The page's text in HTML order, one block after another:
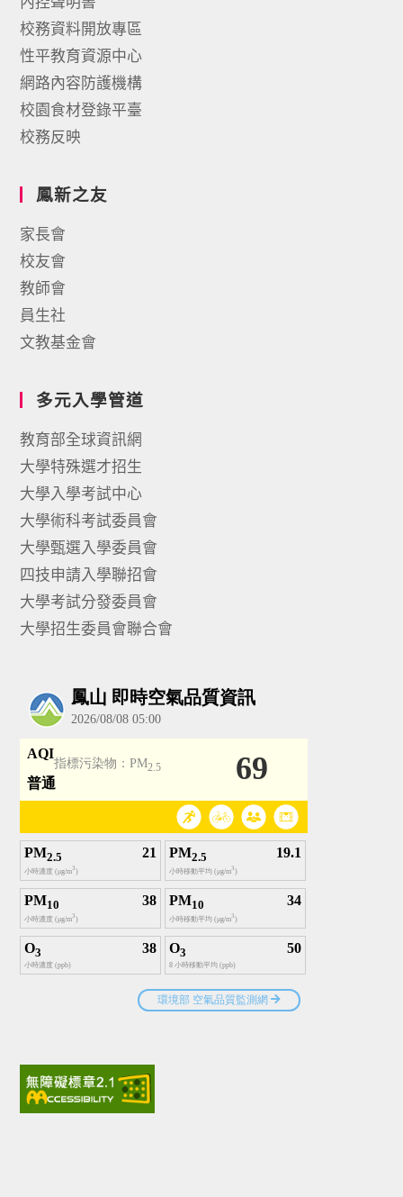
校務資料開放專區
性平教育資源中心
網路內容防護機構
校園食材登錄平臺
校務反映
鳳新之友
家長會
校友會
教師會
員生社
文教基金會
多元入學管道
教育部全球資訊網
大學特殊選才招生
大學入學考試中心
大學術科考試委員會
大學甄選入學委員會
四技申請入學聯招會
大學考試分發委員會
大學招生委員會聯合會